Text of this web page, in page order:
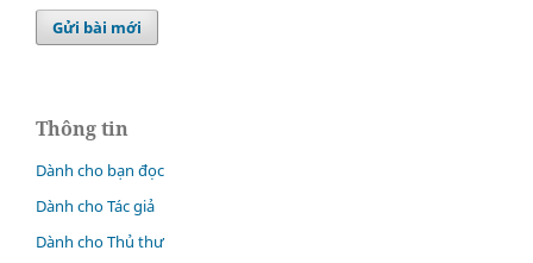
Gửi bài mới
Thông tin
Dành cho bạn đọc
Dành cho Tác giả
Dành cho Thủ thư